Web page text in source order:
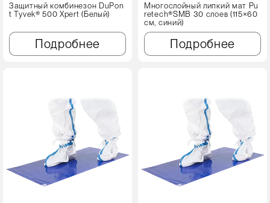
Защитный комбинезон DuPon
t Tyvek® 500 Xpert (Белый)
Подробнее
Многослойный липкий мат Pu
retech®SMB 30 слоев (115×60
см, синий)
Подробнее